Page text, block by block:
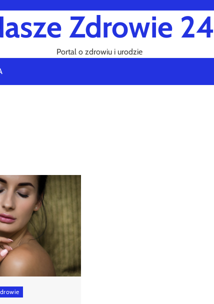
Zdrowie 24
Portal o zdrowiu i urodzie